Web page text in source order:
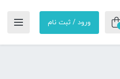
ورود / ثبت نام